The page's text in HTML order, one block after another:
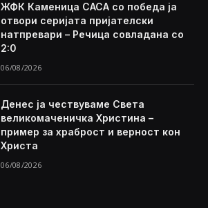
ЖФК Каменица САСА со победа ја
отвори серијата пријателски
натпревари – Речица совладана со
2:0
06/08/2026
Денес ја чествуваме Света
великомаченичка Христина –
пример за храброст и верност кон
Христа
06/08/2026